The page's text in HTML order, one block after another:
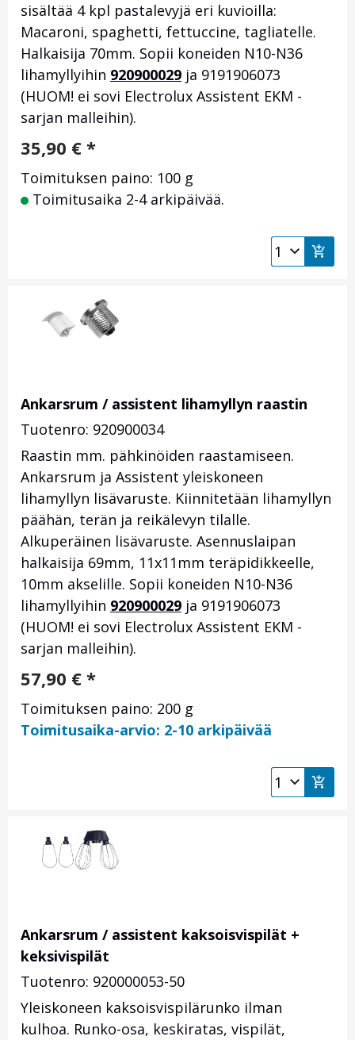
sisältää 4 kpl pastalevyjä eri kuvioilla:
Macaroni, spaghetti, fettuccine, tagliatelle.
Halkaisija 70mm. Sopii koneiden N10-N36
lihamyllyihin 920900029 ja 9191906073
(HUOM! ei sovi Electrolux Assistent EKM -
sarjan malleihin).
35,90 € *
Toimituksen paino: 100 g
Toimitusaika 2-4 arkipäivää.
Ankarsrum / assistent lihamyllyn raastin
Tuotenro: 920900034
Raastin mm. pähkinöiden raastamiseen.
Ankarsrum ja Assistent yleiskoneen
lihamyllyn lisävaruste. Kiinnitetään lihamyllyn
päähän, terän ja reikälevyn tilalle.
Alkuperäinen lisävaruste. Asennuslaipan
halkaisija 69mm, 11x11mm teräpidikkeelle,
10mm akselille. Sopii koneiden N10-N36
lihamyllyihin 920900029 ja 9191906073
(HUOM! ei sovi Electrolux Assistent EKM -
sarjan malleihin).
57,90 € *
Toimituksen paino: 200 g
Toimitusaika-arvio: 2-10 arkipäivää
Ankarsrum / assistent kaksoisvispilät +
keksivispilät
Tuotenro: 920000053-50
Yleiskoneen kaksoisvispilärunko ilman
kulhoa. Runko-osa, keskiratas, vispilät,